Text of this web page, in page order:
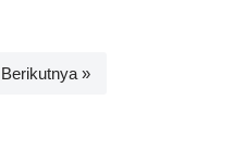
Berikutnya »